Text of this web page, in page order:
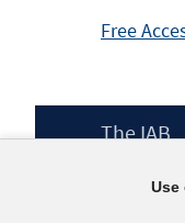
Free
Footer
The IAB
Use